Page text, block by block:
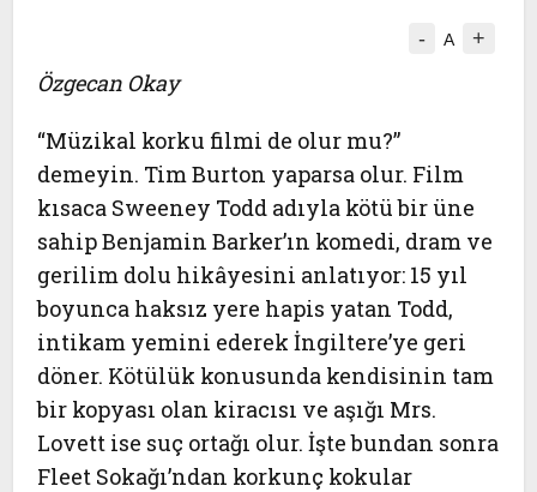
- A +
Özgecan Okay
“Müzikal korku filmi de olur mu?”
demeyin. Tim Burton yaparsa olur. Film
kısaca Sweeney Todd adıyla kötü bir üne
sahip Benjamin Barker’ın komedi, dram ve
gerilim dolu hikâyesini anlatıyor: 15 yıl
boyunca haksız yere hapis yatan Todd,
intikam yemini ederek İngiltere’ye geri
döner. Kötülük konusunda kendisinin tam
bir kopyası olan kiracısı ve aşığı Mrs.
Lovett ise suç ortağı olur. İşte bundan sonra
Fleet Sokağı’ndan korkunç kokular